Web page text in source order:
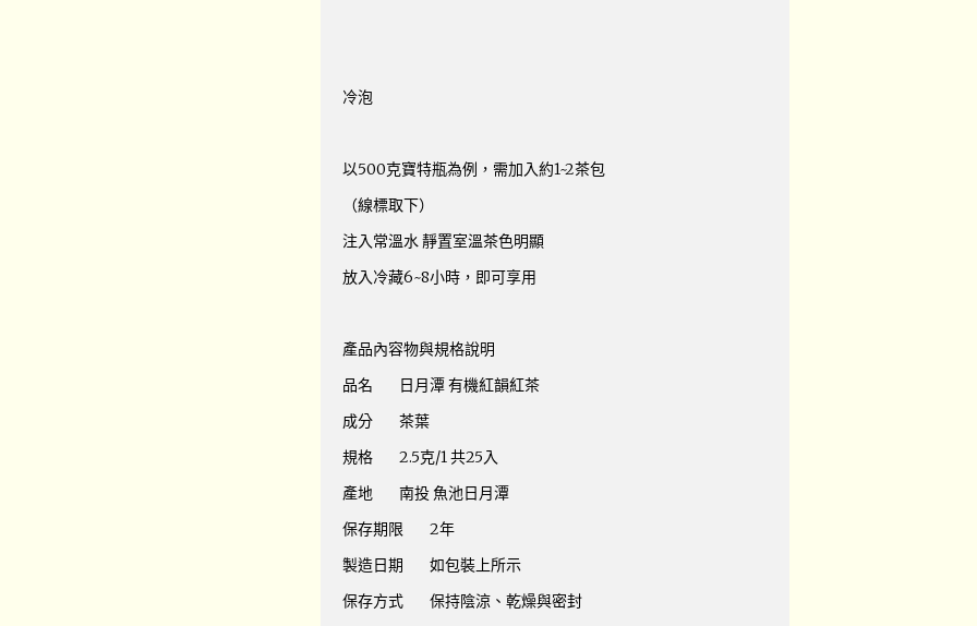
冷泡
以500克寶特瓶為例，需加入約1~2茶包
（線標取下）
注入常溫水 靜置室溫茶色明顯
放入冷藏6~8小時，即可享用
產品內容物與規格說明
品名 日月潭 有機紅韻紅茶
成分 茶葉
規格 2.5克/1 共25入
產地 南投 魚池日月潭
保存期限 2年
製造日期 如包裝上所示
保存方式 保持陰涼、乾燥與密封